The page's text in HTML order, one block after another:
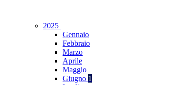
2025
Gennaio
Febbraio
Marzo
Aprile
Maggio
Giugno 1